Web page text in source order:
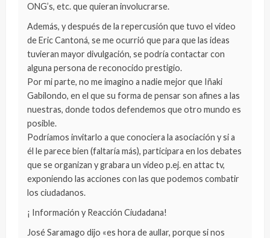
ONG’s, etc. que quieran involucrarse.
Además, y después de la repercusión que tuvo el video
de Eric Cantoná, se me ocurrió que para que las ideas
tuvieran mayor divulgación, se podría contactar con
alguna persona de reconocido prestigio.
Por mi parte, no me imagino a nadie mejor que Iñaki
Gabilondo, en el que su forma de pensar son afines a las
nuestras, donde todos defendemos que otro mundo es
posible.
Podríamos invitarlo a que conociera la asociación y si a
él le parece bien (faltaría más), participara en los debates
que se organizan y grabara un video p.ej. en attac tv,
exponiendo las acciones con las que podemos combatir
los ciudadanos.
¡ Información y Reacción Ciudadana!
José Saramago dijo «es hora de aullar, porque si nos